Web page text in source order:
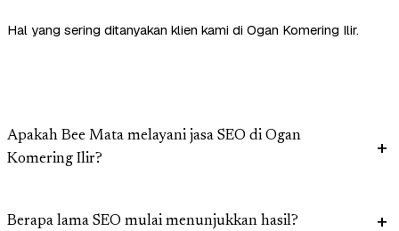
Hal yang sering ditanyakan klien kami di Ogan Komering Ilir.
Apakah Bee Mata melayani jasa SEO di Ogan
Komering Ilir?
Berapa lama SEO mulai menunjukkan hasil?